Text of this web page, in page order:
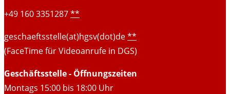
+49 160 3351287**
geschaeftsstelle(at)hgsv(dot)de**
(FaceTime für Videoanrufe in DGS)
Geschäftsstelle - Öffnungszeiten
Montags 15:00 bis 18:00 Uhr